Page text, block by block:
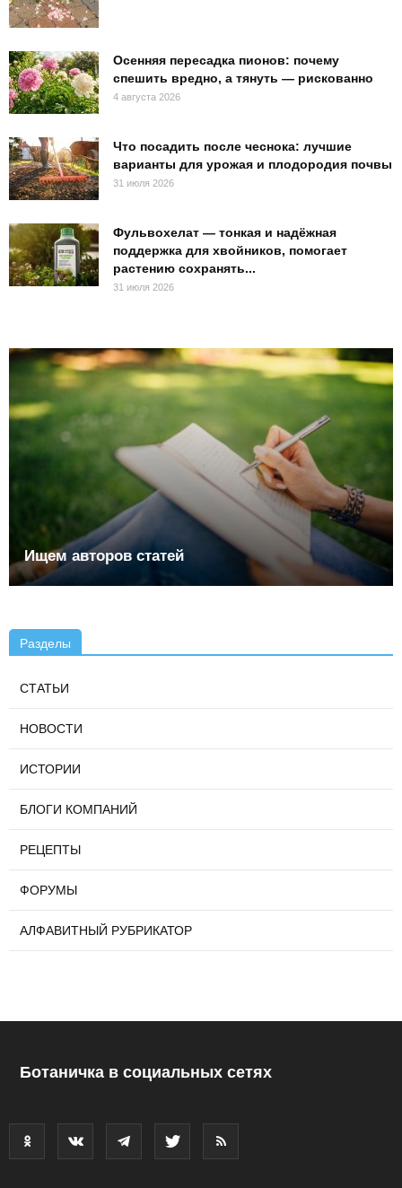
Осенняя пересадка пионов: почему
спешить вредно, а тянуть — рискованно
4 августа 2026
Что посадить после чеснока: лучшие
варианты для урожая и плодородия почвы
31 июля 2026
Фульвохелат — тонкая и надёжная
поддержка для хвойников, помогает
растению сохранять...
31 июля 2026
Ищем авторов статей
Разделы
СТАТЬИ
НОВОСТИ
ИСТОРИИ
БЛОГИ КОМПАНИЙ
РЕЦЕПТЫ
ФОРУМЫ
АЛФАВИТНЫЙ РУБРИКАТОР
Ботаничка в социальных сетях